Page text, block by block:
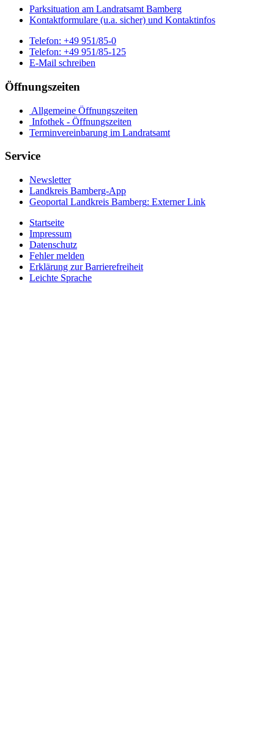
Parksituation am Landratsamt Bamberg
Kontaktformulare (u.a. sicher) und Kontaktinfos
Telefon: +49 951/85-0
Telefon: +49 951/85-125
E-Mail schreiben
Öffnungszeiten
Allgemeine Öffnungszeiten
Infothek - Öffnungszeiten
Terminvereinbarung im Landratsamt
Service
Newsletter
Landkreis Bamberg-App
Geoportal Landkreis Bamberg: Externer Link
Startseite
Impressum
Datenschutz
Fehler melden
Erklärung zur Barrierefreiheit
Leichte Sprache